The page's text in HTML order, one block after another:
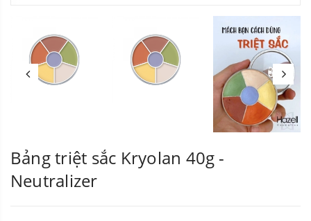
Bảng triệt sắc Kryolan 40g -
Neutralizer